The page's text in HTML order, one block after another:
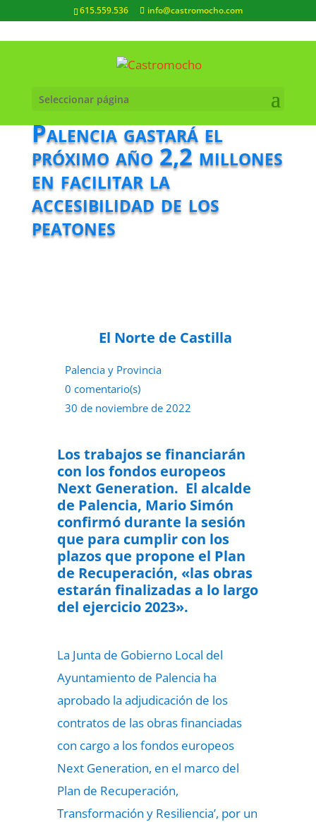
615.559.536 info@castromocho.com
Seleccionar página
Palencia gastará el
próximo año 2,2 millones
en facilitar la
accesibilidad de los
peatones
El Norte de Castilla
Palencia y Provincia
0 comentario(s)
30 de noviembre de 2022
Los trabajos se financiarán
con los fondos europeos
Next Generation. El alcalde
de Palencia, Mario Simón
confirmó durante la sesión
que para cumplir con los
plazos que propone el Plan
de Recuperación, «las obras
estarán finalizadas a lo largo
del ejercicio 2023».
La Junta de Gobierno Local del
Ayuntamiento de Palencia ha
aprobado la adjudicación de los
contratos de las obras financiadas
con cargo a los fondos europeos
Next Generation, en el marco del
Plan de Recuperación,
Transformación y Resiliencia’, por un